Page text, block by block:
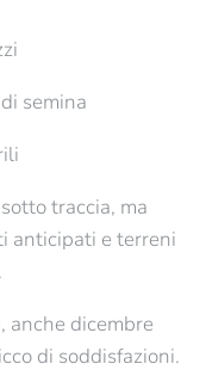
semina
traccia, ma
anticipati e terreni
anche dicembre
di soddisfazioni.